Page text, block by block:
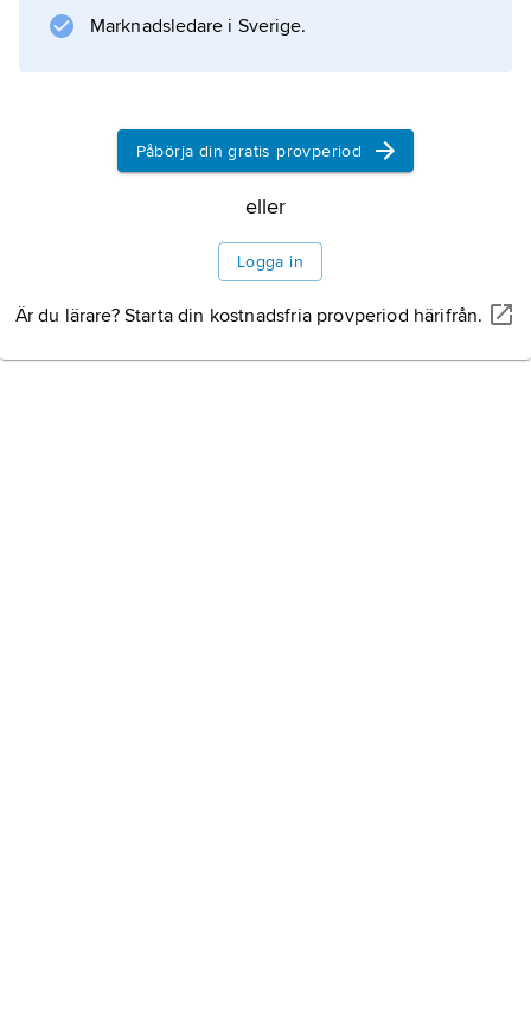
även
spantruta
Information om artikeln
Marknadsledare i Sverige.
Påbörja din gratis provperiod
eller
Logga in
Är du lärare? Starta din kostnadsfria provperiod härifrån.